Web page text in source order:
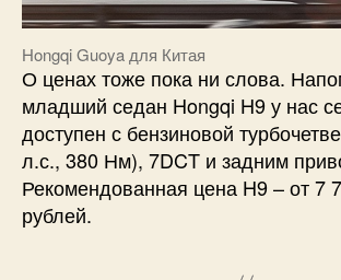
Hongqi Guoya для Китая
О ценах тоже пока ни слова.
младший седан Hongqi H9 у нас
доступен с бензиновой
л.с., 380 Нм), 7DCT и задним
Рекомендованная цена H9 – от 7
рублей.